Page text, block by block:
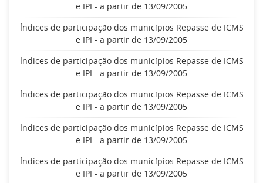
e IPI - a partir de 13/09/2005
Índices de participação dos municípios Repasse de ICMS
e IPI - a partir de 13/09/2005
Índices de participação dos municípios Repasse de ICMS
e IPI - a partir de 13/09/2005
Índices de participação dos municípios Repasse de ICMS
e IPI - a partir de 13/09/2005
Índices de participação dos municípios Repasse de ICMS
e IPI - a partir de 13/09/2005
Índices de participação dos municípios Repasse de ICMS
e IPI - a partir de 13/09/2005